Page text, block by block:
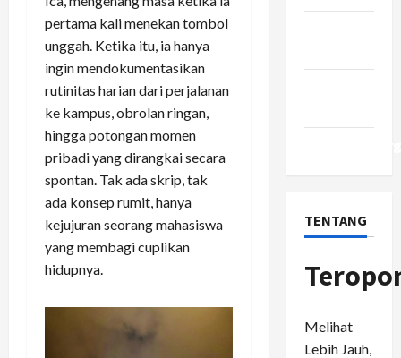
pertama kali menekan tombol
unggah. Ketika itu, ia hanya
ingin mendokumentasikan
rutinitas harian dari perjalanan
ke kampus, obrolan ringan,
hingga potongan momen
pribadi yang dirangkai secara
spontan. Tak ada skrip, tak
ada konsep rumit, hanya
kejujuran seorang mahasiswa
yang membagi cuplikan
hidupnya.
TENTANG
Melihat
Lebih Jauh,